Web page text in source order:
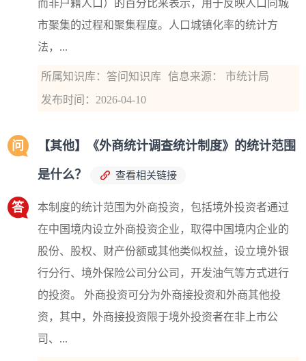
而非户籍人口）的百分比来表示，用于反映人口向城
市聚集的过程和聚集程度。人口城镇化率的统计方
法，...
所属知识库：答问知识库 信息来源： 市统计局
发布时间：2026-04-10
问 【其他】《外商统计调查统计制度》的统计范围
是什么？ 查看相关链接
答
本制度的统计范围为外商投资，包括境外投资者通过
在中国境内设立外商投资企业，取得中国境内企业的
股份、股权、财产份额或其他类似权益，设立境外银
行分行、境外保险公司分公司，开发油气等方式进行
的投资。 外商投资可分为外商接投资和外商其他投
资，其中，外商接投资限于境外投资者在非上市公
司、...